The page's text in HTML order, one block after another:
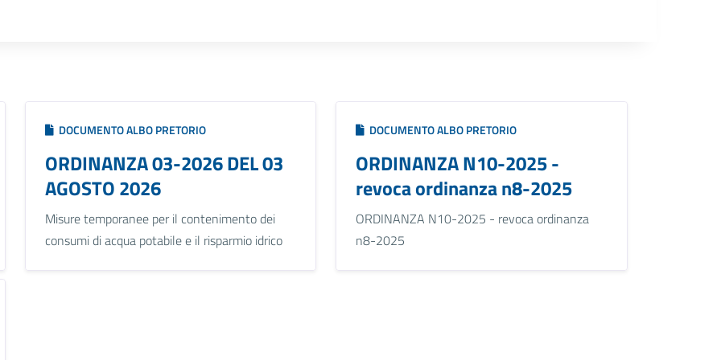
DOCUMENTO ALBO PRETORIO
ORDINANZA 03-2026 DEL 03
AGOSTO 2026
Misure temporanee per il contenimento dei
consumi di acqua potabile e il risparmio idrico
DOCUMENTO ALBO PRETORIO
ORDINANZA N10-2025 -
revoca ordinanza n8-2025
ORDINANZA N10-2025 - revoca ordinanza
n8-2025